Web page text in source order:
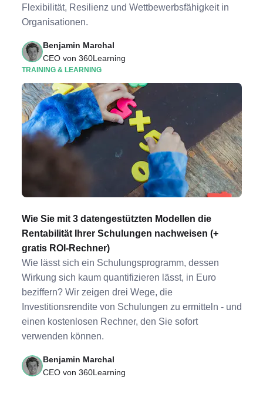
Flexibilität, Resilienz und Wettbewerbsfähigkeit in
Organisationen.
Benjamin Marchal
CEO von 360Learning
TRAINING & LEARNING
Wie Sie mit 3 datengestützten Modellen die
Rentabilität Ihrer Schulungen nachweisen (+
gratis ROI-Rechner)
Wie lässt sich ein Schulungsprogramm, dessen
Wirkung sich kaum quantifizieren lässt, in Euro
beziffern? Wir zeigen drei Wege, die
Investitionsrendite von Schulungen zu ermitteln - und
einen kostenlosen Rechner, den Sie sofort
verwenden können.
Benjamin Marchal
CEO von 360Learning